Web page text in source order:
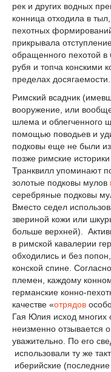
рек и других водных
конница отходила в
пехотных
прикрывала
обращенного пехотой в
рубя и топча конскими
пределах досягаемости.
Римский всадник
вооружение, или
шлема и облегченного
помощью поводьев и
подковы еще не были
позже римские
Транквилл упоминают
золотые подковы мулов
серебряные подковы
Вместо седел
звериной кожи или
больше верхней).
в римской кавалерии
обходились и без
конской спине.
племен, каждому
германские конно-
качестве «отрядов
Гая Юлия исход многих
неизменно отзывается
уважительно. По его
использовали ту же
иберийские